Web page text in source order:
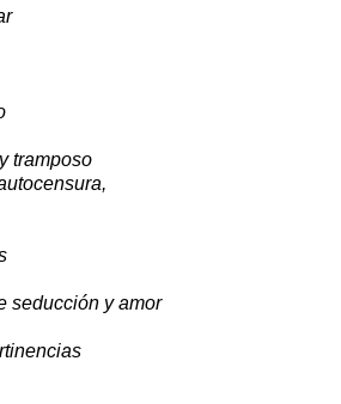
tramposo
seducción y amor